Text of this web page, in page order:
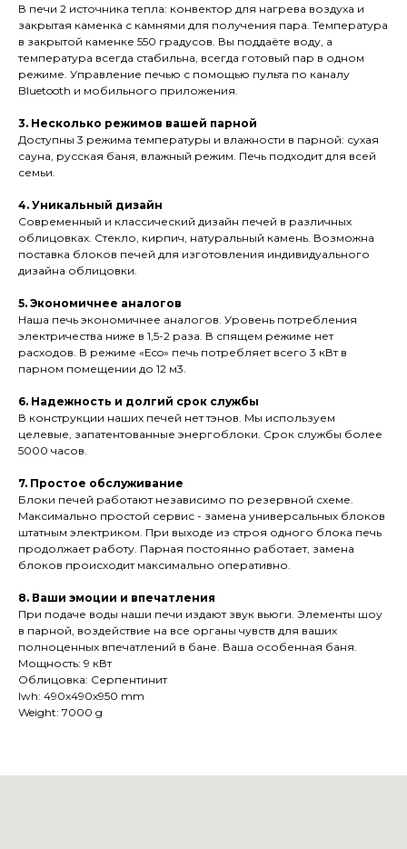
В печи 2 источника тепла: конвектор для нагрева воздуха и
закрытая каменка с камнями для получения пара. Температура
в закрытой каменке 550 градусов. Вы поддаёте воду, а
температура всегда стабильна, всегда готовый пар в одном
режиме. Управление печью с помощью пульта по каналу
Bluetooth и мобильного приложения.
3. Несколько режимов вашей парной
Доступны 3 режима температуры и влажности в парной: сухая
сауна, русская баня, влажный режим. Печь подходит для всей
семьи.
4. Уникальный дизайн
Современный и классический дизайн печей в различных
облицовках. Стекло, кирпич, натуральный камень. Возможна
поставка блоков печей для изготовления индивидуального
дизайна облицовки.
5. Экономичнее аналогов
Наша печь экономичнее аналогов. Уровень потребления
электричества ниже в 1,5-2 раза. В спящем режиме нет
расходов. В режиме «Eco» печь потребляет всего 3 кВт в
парном помещении до 12 м3.
6. Надежность и долгий срок службы
В конструкции наших печей нет тэнов. Мы используем
целевые, запатентованные энергоблоки. Срок службы более
5000 часов.
7. Простое обслуживание
Блоки печей работают независимо по резервной схеме.
Максимально простой сервис - замена универсальных блоков
штатным электриком. При выходе из строя одного блока печь
продолжает работу. Парная постоянно работает, замена
блоков происходит максимально оперативно.
8. Ваши эмоции и впечатления
При подаче воды наши печи издают звук вьюги. Элементы шоу
в парной, воздействие на все органы чувств для ваших
полноценных впечатлений в бане. Ваша особенная баня.
Мощность: 9 кВт
Облицовка: Серпентинит
lwh: 490x490x950 mm
Weight: 7000 g